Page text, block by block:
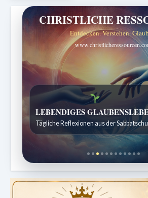
CHRISTLICHE
Entdecken. Verstehen.
Bibelgeschichten zum Staunen
Kindergeschichten für 7 bis 12 Jahre.